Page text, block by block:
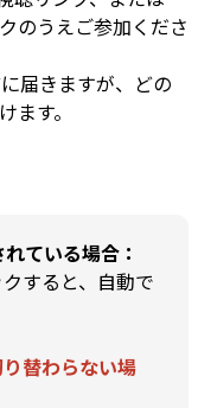
のうえご参加くださ
届きますが、どの
ます。
ている場合：
すると、自動で
替わらない場